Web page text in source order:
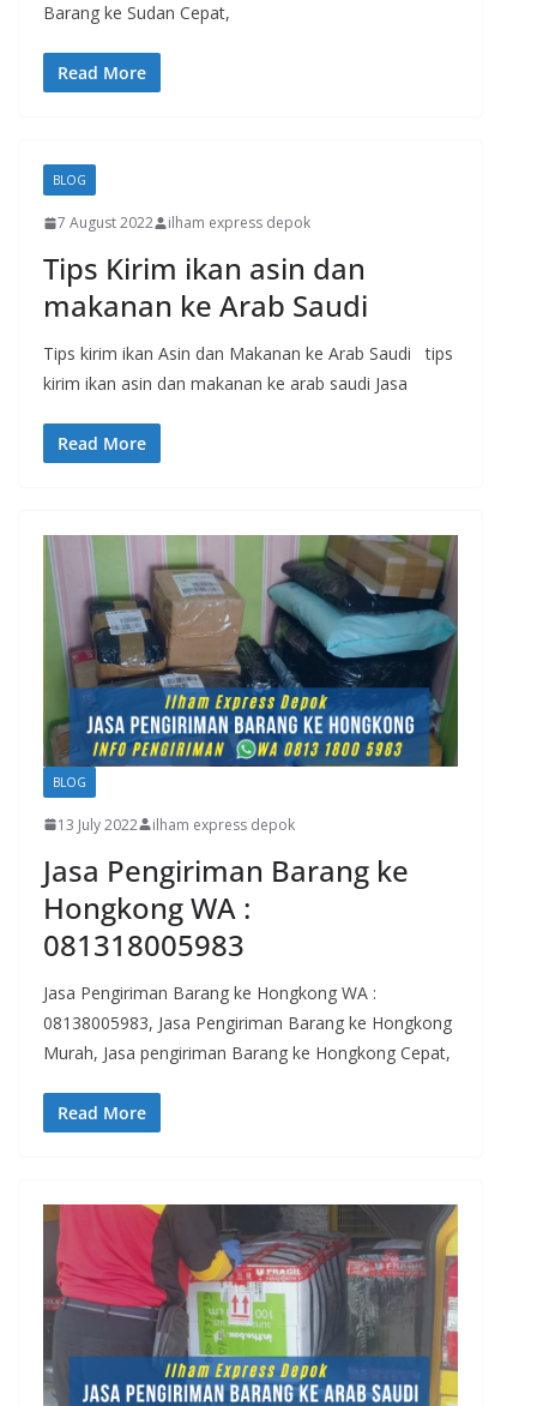
Barang ke Sudan Cepat,
Read More
BLOG
7 August 2022 ilham express depok
Tips Kirim ikan asin dan
makanan ke Arab Saudi
Tips kirim ikan Asin dan Makanan ke Arab Saudi tips
kirim ikan asin dan makanan ke arab saudi Jasa
Read More
BLOG
13 July 2022 ilham express depok
Jasa Pengiriman Barang ke
Hongkong WA :
081318005983
Jasa Pengiriman Barang ke Hongkong WA :
08138005983, Jasa Pengiriman Barang ke Hongkong
Murah, Jasa pengiriman Barang ke Hongkong Cepat,
Read More